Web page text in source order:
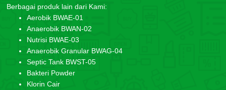
Berbagai produk lain dari Kami:
Aerobik BWAE-01
Anaerobik BWAN-02
Nutrisi BWAE-03
Anaerobik Granular BWAG-04
Septic Tank BWST-05
Bakteri Powder
Klorin Cair